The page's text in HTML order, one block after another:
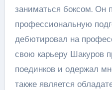
заниматься боксом. Он
профессиональную
дебютировал на
свою карьеру Шакуров
поединков и одержал
также является